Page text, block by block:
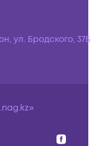
ул. Бродского, 37Б